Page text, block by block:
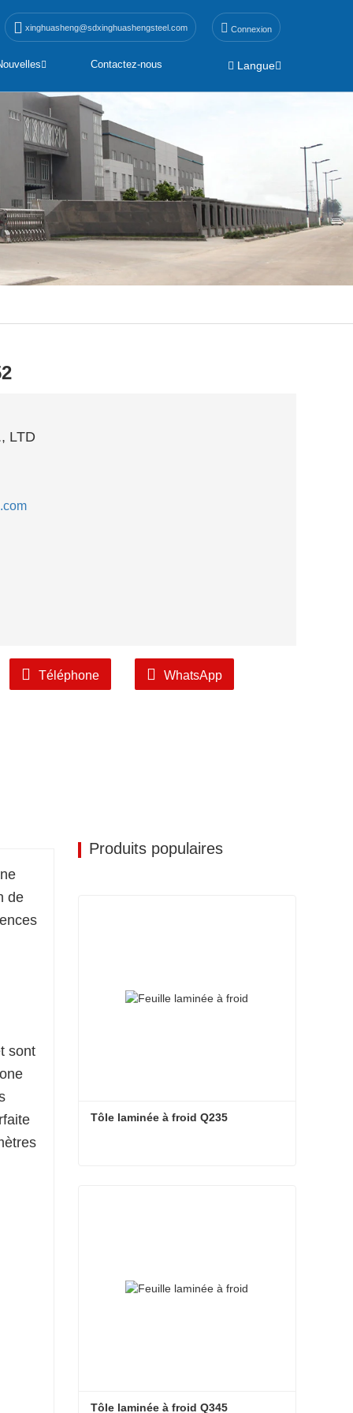
xinghuasheng@sdxinghuashengsteel.com Connexion
Contactez-nous Langue
LTD
Téléphone WhatsApp
de
sont
Produits populaires
Tôle laminée à froid Q235
Tôle laminée à froid Q345